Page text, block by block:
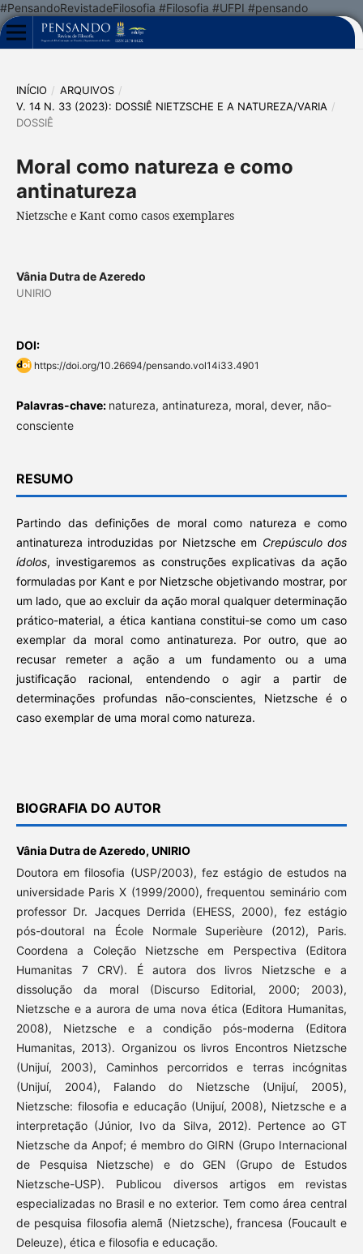
#PensandoRevistadeFilosofia #Filosofia #UFPI #pensando
INÍCIO / ARQUIVOS /
V. 14 N. 33 (2023): DOSSIÊ NIETZSCHE E A NATUREZA/VARIA /
DOSSIÊ
Moral como natureza e como
antinatureza
Nietzsche e Kant como casos exemplares
Vânia Dutra de Azeredo
UNIRIO
DOI:
https://doi.org/10.26694/pensando.vol14i33.4901
Palavras-chave: natureza, antinatureza, moral, dever, não-
consciente
RESUMO
Partindo das definições de moral como natureza e como
antinatureza introduzidas por Nietzsche em Crepúsculo dos
ídolos, investigaremos as construções explicativas da ação
formuladas por Kant e por Nietzsche objetivando mostrar, por
um lado, que ao excluir da ação moral qualquer determinação
prático-material, a ética kantiana constitui-se como um caso
exemplar da moral como antinatureza. Por outro, que ao
recusar remeter a ação a um fundamento ou a uma
justificação racional, entendendo o agir a partir de
determinações profundas não-conscientes, Nietzsche é o
caso exemplar de uma moral como natureza.
BIOGRAFIA DO AUTOR
Vânia Dutra de Azeredo, UNIRIO
Doutora em filosofia (USP/2003), fez estágio de estudos na
universidade Paris X (1999/2000), frequentou seminário com
professor Dr. Jacques Derrida (EHESS, 2000), fez estágio
pós-doutoral na École Normale Superièure (2012), Paris.
Coordena a Coleção Nietzsche em Perspectiva (Editora
Humanitas 7 CRV). É autora dos livros Nietzsche e a
dissolução da moral (Discurso Editorial, 2000; 2003),
Nietzsche e a aurora de uma nova ética (Editora Humanitas,
2008), Nietzsche e a condição pós-moderna (Editora
Humanitas, 2013). Organizou os livros Encontros Nietzsche
(Unijuí, 2003), Caminhos percorridos e terras incógnitas
(Unijuí, 2004), Falando do Nietzsche (Unijuí, 2005),
Nietzsche: filosofia e educação (Unijuí, 2008), Nietzsche e a
interpretação (Júnior, Ivo da Silva, 2012). Pertence ao GT
Nietzsche da Anpof; é membro do GIRN (Grupo Internacional
de Pesquisa Nietzsche) e do GEN (Grupo de Estudos
Nietzsche-USP). Publicou diversos artigos em revistas
especializadas no Brasil e no exterior. Tem como área central
de pesquisa filosofia alemã (Nietzsche), francesa (Foucault e
Deleuze), ética e filosofia e educação.